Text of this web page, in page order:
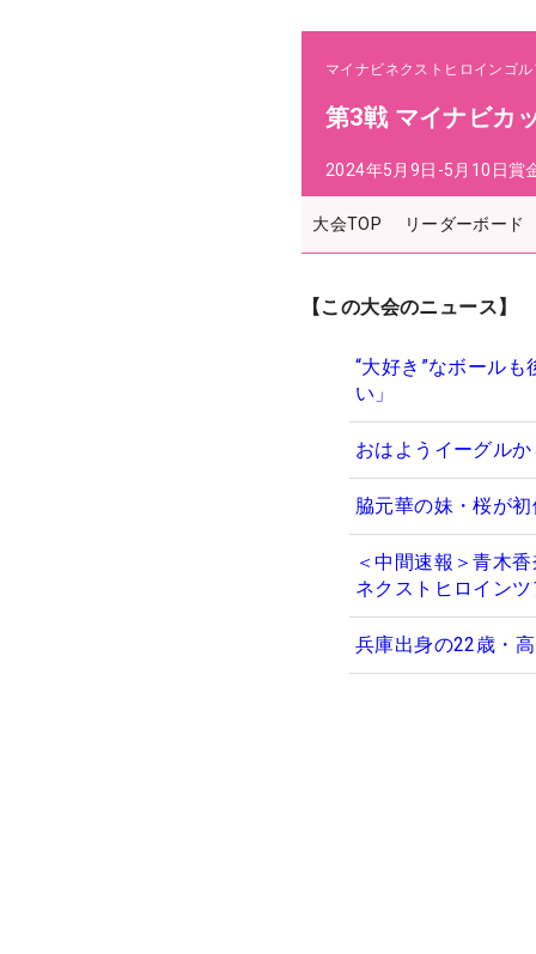
マイナビネクストヒロインゴ
第3戦 マイナビカ
2024年5月9日-5月10日賞
大会TOP リーダーボード
【この大会のニュース】
“大好き”なボール
い」
おはようイーグル
脇元華の妹・桜が
＜中間速報＞青木
ネクストヒロイン
兵庫出身の22歳・